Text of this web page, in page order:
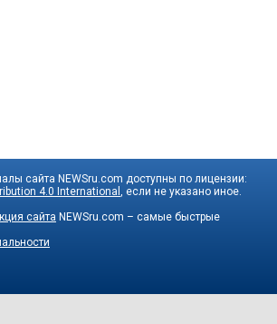
сайта NEWSru.com доступны по лицензии:
4.0 International , если не указано иное.
сайта NEWSru.com – самые быстрые